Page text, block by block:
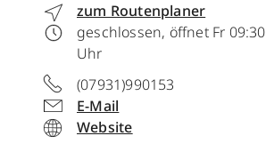
zum Routenplaner
geschlossen, öffnet Fr 09:30
Uhr
(07931)990153
E-Mail
Website